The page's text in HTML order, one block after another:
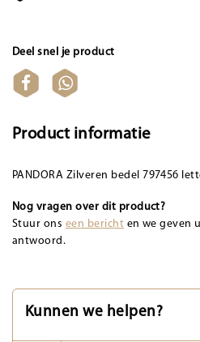
Deel snel je product
Product informatie
PANDORA Zilveren bedel 797456
Nog vragen over dit product?
Stuur ons een bericht en we geven
antwoord.
Kunnen we helpen?